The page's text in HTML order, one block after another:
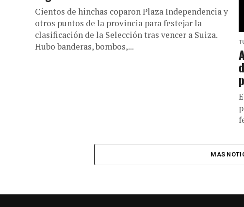
Cientos de hinchas coparon Plaza Independencia y
otros puntos de la provincia para festejar la
clasificación de la Selección tras vencer a Suiza.
Hubo banderas, bombos,...
MAS